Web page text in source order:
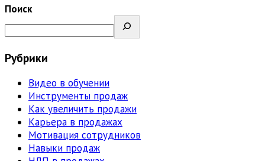
Поиск
Рубрики
Видео в обучении
Инструменты продаж
Как увеличить продажи
Карьера в продажах
Мотивация сотрудников
Навыки продаж